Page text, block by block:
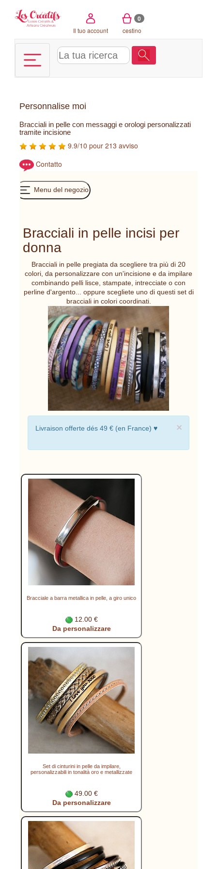
Il tuo account
0
cestino
Personnalise moi
Bracciali in pelle con messaggi e orologi personalizzati
tramite incisione
9.9/10 pour 213 avviso
Contatto
Menu del negozio
Bracciali in pelle incisi per
donna
Bracciali in pelle pregiata da scegliere tra più di 20
colori, da personalizzare con un'incisione e da impilare
combinando pelli lisce, stampate, intrecciate o con
perline d'argento... oppure scegliete uno di questi set di
bracciali in colori coordinati.
×
Livraison offerte dés 49 € (en France) ♥
Bracciale a barra metallica in pelle, a giro unico
12.00 €
Da personalizzare
Set di cinturini in pelle da impilare,
personalizzabili in tonalità oro e metallizzate
49.00 €
Da personalizzare